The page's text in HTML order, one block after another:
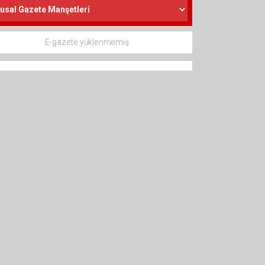
E-gazete yüklenmemiş